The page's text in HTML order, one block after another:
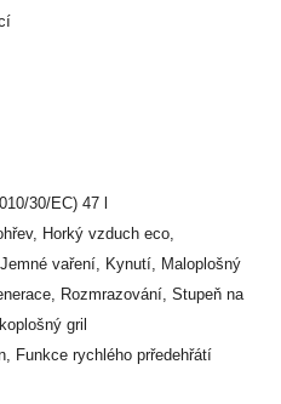
30/EC) 47 l
Horký vzduch eco,
vaření, Kynutí, Maloplošný
Rozmrazování, Stupeň na
gril
Funkce rychlého prředehřátí